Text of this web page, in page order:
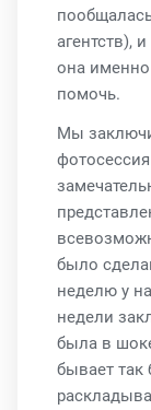
агентств),
она
помочь.
Мы
было
неделю у
недели
была в
бывает так